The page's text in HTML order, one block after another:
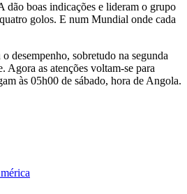
dão boas indicações e lideram o grupo
golos. E num Mundial onde cada
desempenho, sobretudo na segunda
Agora as atenções voltam-se para
às 05h00 de sábado, hora de Angola.